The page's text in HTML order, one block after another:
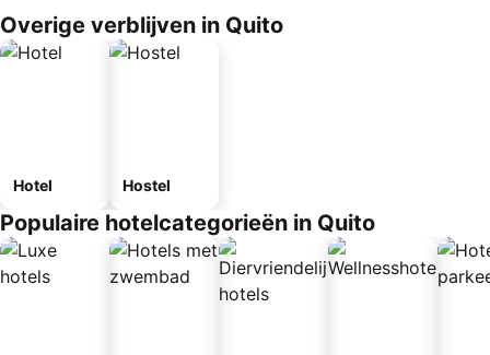
Overige verblijven in Quito
Hotel Hostel
Populaire hotelcategorieën in Quito